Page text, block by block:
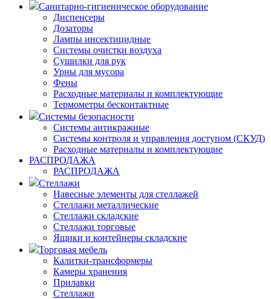
Санитарно-гигиеническое оборудование
Диспенсеры
Дозаторы
Лампы инсектицидные
Системы очистки воздуха
Сушилки для рук
Урны для мусора
Фены
Расходные материалы и комплектующие
Термометры бесконтактные
Системы безопасности
Системы антикражные
Системы контроля и управления доступом (СКУД)
Расходные материалы и комплектующие
РАСПРОДАЖА
РАСПРОДАЖА
Стеллажи
Навесные элементы для стеллажей
Стеллажи металлические
Стеллажи складские
Стеллажи торговые
Ящики и контейнеры складские
Торговая мебель
Калитки-трансформеры
Камеры хранения
Прилавки
Стеллажи